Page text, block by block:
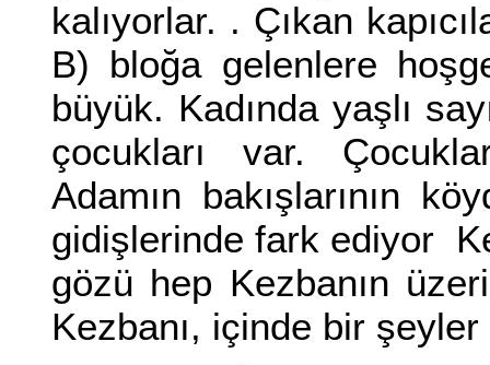
kalıyorlar. . Çıkan
B) bloğa gelenlere
büyük. Kadında yaşlı
çocukları var.
Adamın bakışlarının
gidişlerinde fark ediyor
gözü hep Kezbanın
Kezbanı, içinde bir